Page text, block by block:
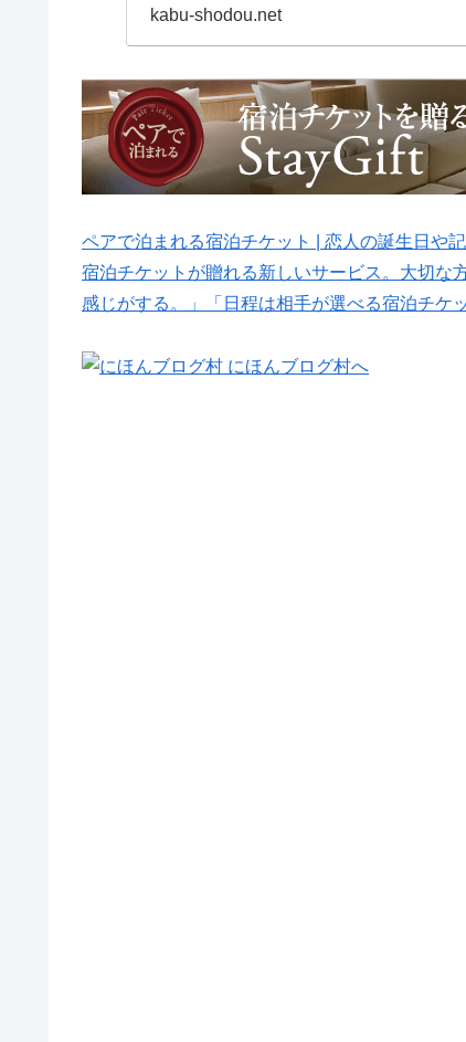
kabu-shodou.net
ペアで泊まれる宿泊チケット | 恋人の誕生日や
宿泊チケットが贈れる新しいサービス。大切な
感じがする。」「日程は相手が選べる宿泊チケ